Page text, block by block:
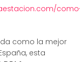
como la mejor
esta